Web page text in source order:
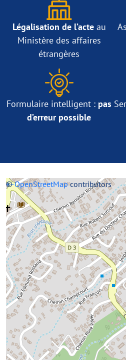
Légalisation de l’acteau
Ministère des affaires
étrangères
Formulaire intelligent : pas
d’erreur possible
+−
©OpenStreetMapcontributors